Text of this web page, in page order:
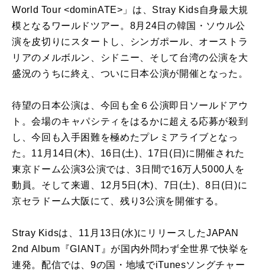
World Tour <dominATE>」は、Stray Kids自身最大規
模となるワールドツアー。8月24日の韓国・ソウル公
演を皮切りにスタートし、シンガポール、オーストラ
リアのメルボルン、シドニー、そして台湾の公演を大
盛況のうちに終え、ついに日本公演が開催となった。
待望の日本公演は、今回も全６公演即日ソールドアウ
ト。会場のキャパシティをはるかに超える応募が殺到
し、今回も入手困難を極めたプレミアライブとなっ
た。11月14日(木)、16日(土)、17日(日)に開催された
東京ドーム公演3公演では、3日間で16万人5000人を
動員。そして来週、12月5日(木)、7日(土)、8日(日)に
京セラドーム大阪にて、残り3公演を開催する。
Stray Kidsは、11月13日(水)にリリースしたJAPAN
2nd Album『GIANT』が国内外問わず全世界で快挙を
連発。配信では、9の国・地域でiTunesソングチャー